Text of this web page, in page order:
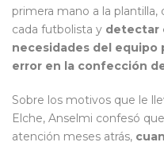
primera mano a la
cada futbolista y detectar
necesidades del equipo
error en la confección
Sobre los motivos que le
Elche, Anselmi confesó
atención meses atrás,